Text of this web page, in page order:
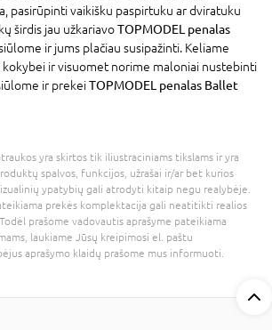
pasirūpinti vaikišku paspirtuku ar dviratuku
širdis jau užkariavoTOPMODEL penalas
siūlome ir jums plačiau susipažinti. Keliame
kokybei ir visuomet norime maloniai nustebinti
ir prekeiTOPMODEL penalas Ballet
yra skirtos tik iliustraciniams tikslams ir yra
spalvos, funkcijos, užrašai ir/ar bet kurios
ypatybių gali atrodyti kitaip negu realybėje.
prekės komplektacija gali neatitikti realios
prašome vadovautis aprašyme pateikiama
laukiame Jūsų kreipimosi el. paštu
aprašymo klaidų prašome mus informuoti.